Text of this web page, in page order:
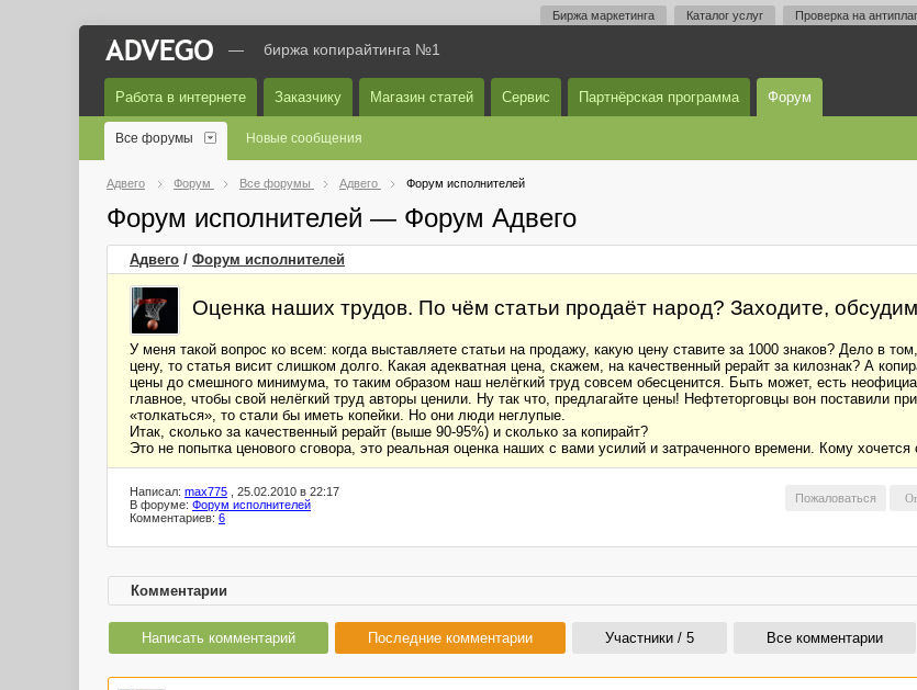
Биржа маркетинга Каталог услуг Проверка на
— биржа копирайтинга №1
Работа в интернете Заказчику Магазин статей Сервис Партнёрская программа Форум
Все форумы Новые сообщения
Адвего Форум Все форумы Адвего Форум исполнителей
Форум исполнителей — Форум Адвего
Адвего / Форум исполнителей
Оценка наших трудов. По чём статьи продаёт народ? Заходите,
У меня такой вопрос ко всем: когда выставляете статьи на продажу, какую цену ставите за 1000 знаков? Дело в
цену, то статья висит слишком долго. Какая адекватная цена, скажем, на качественный рерайт за килознак? А
цены до смешного минимума, то таким образом наш нелёгкий труд совсем обесценится. Быть может, есть
главное, чтобы свой нелёгкий труд авторы ценили. Ну так что, предлагайте цены! Нефтеторговцы вон поставили
«толкаться», то стали бы иметь копейки. Но они люди неглупые.
Итак, сколько за качественный рерайт (выше 90-95%) и сколько за копирайт?
Это не попытка ценового сговора, это реальная оценка наших с вами усилий и затраченного времени. Кому
Пожаловаться
Написал: max775 , 25.02.2010 в 22:17
В форуме: Форум исполнителей
Комментариев: 6
Комментарии
Написать комментарий Последние комментарии Участники / 5 Все комментарии